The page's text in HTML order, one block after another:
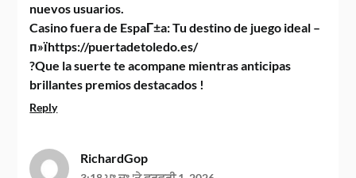
nuevos usuarios.
Casino fuera de EspaГ±a: Tu destino de juego ideal –
п»їhttps://puertadetoledo.es/
?Que la suerte te acompane mientras anticipas
brillantes premios destacados !
Reply
RichardGop